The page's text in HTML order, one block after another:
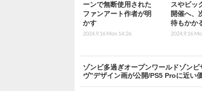
ーンで無断使用された
ファンアート作者が明
かす
2024.9.16 Mon 14:26
スやビッ
開催へ、
待もかか
2024.9.16
ゾンビ多過ぎオープンワールドゾン
ヴ”デザイン画が公開/PS5 Proに近い